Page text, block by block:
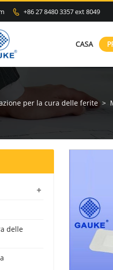
 +86 27 8480 3357 ext 8049
CASA
per la cura delle ferite >
+
delle